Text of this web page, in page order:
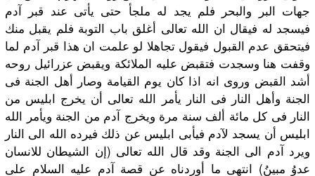
جهات البر والبحر فلم يجد له ملجأ حتى يأتى عند قبر آدم
فيسجد له فيقال ان الله تعالى أغلق باب التوبة فلم يقبل منك
فيتحقق عدم القبول فيقول تجاهلا لو علمت ان هذا قبر آدم لما
وقفت هنا وسجدت فتقبض عليه الملائكة ويقبض عزرائيل روحه
أشد القبض وروى انه اذا كان يوم القيامة وصار أهل الجنة فى
الجنة وأهل النار فى النار يأمر الله تعالى أن يخرج ابليس من
النار فى كل مائة ألف سنة مرة ويخرج آدم من الجنة ويأمر الله
ابليس أن يسجد لآدم فيأبى ابليس عن ذلك فيرده الله الى النار
ويرد آدم الى الجنة وقد قال الله تعالى (إن الشيطان للانسان
عدوُ مبينُ) انتهى ما أوردناه عن قصة آدم عليه السلام على